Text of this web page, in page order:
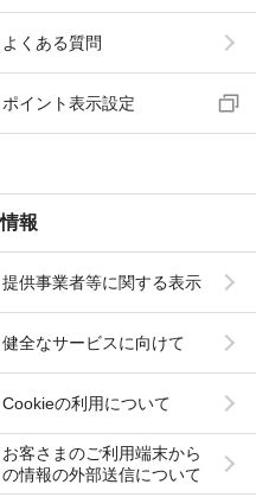
よくある質問
ポイント表示設定
報
提供事業者等に関する表示
健全なサービスに向けて
Cookieの利用について
お客さまのご利用端末から
の情報の外部送信について